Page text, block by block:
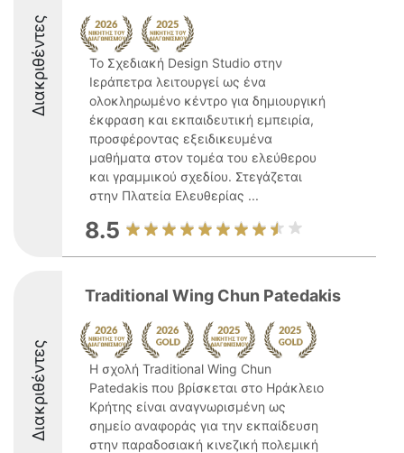
Διακριθέντες
Το Σχεδιακή Design Studio στην
Ιεράπετρα λειτουργεί ως ένα
ολοκληρωμένο κέντρο για δημιουργική
έκφραση και εκπαιδευτική εμπειρία,
προσφέροντας εξειδικευμένα
μαθήματα στον τομέα του ελεύθερου
και γραμμικού σχεδίου. Στεγάζεται
στην Πλατεία Ελευθερίας ...
8.5
Διακριθέντες
Traditional Wing Chun Patedakis
Η σχολή Traditional Wing Chun
Patedakis που βρίσκεται στο Ηράκλειο
Κρήτης είναι αναγνωρισμένη ως
σημείο αναφοράς για την εκπαίδευση
στην παραδοσιακή κινεζική πολεμική